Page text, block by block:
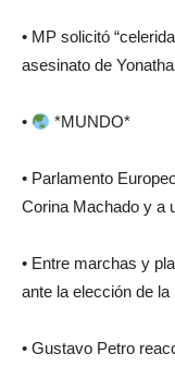
• MP solicitó
asesinato de
• *MUNDO*
• Parlamento
Corina Machado y a
• Entre marchas y
ante la elección de
• Gustavo Petro